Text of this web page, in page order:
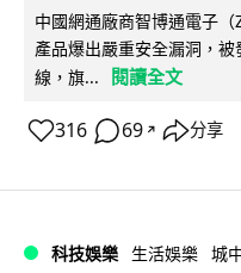
中國網通廠商智博通電子
產品爆出嚴重安全漏洞，
線，旗...
閱讀全文
316 69 ↗ 分享
科技娛樂 生活娛樂 城